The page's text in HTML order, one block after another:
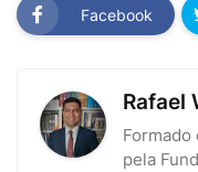
Facebook
Rafael
Formado
pela